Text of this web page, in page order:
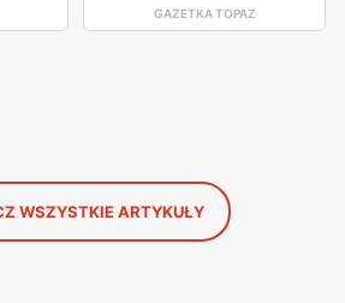
GAZETKA TOPAZ
WSZYSTKIE ARTYKUŁY